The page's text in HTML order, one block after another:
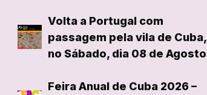
Volta a Portugal com
passagem pela vila de Cuba,
no Sábado, dia 08 de Agosto
Feira Anual de Cuba 2026 –